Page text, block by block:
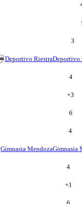
3
Deportivo RiestraDeportivo
4
+3
6
4
Gimnasia MendozaGimnasia
4
+1